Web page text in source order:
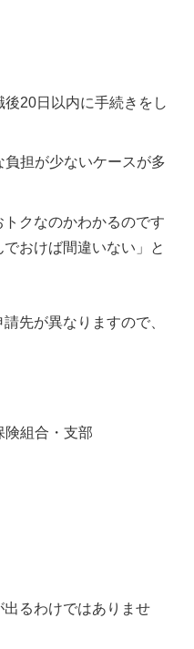
20日以内に手続きをし
担が少ないケースが多
クなのかわかるのです
おけば間違いない」と
先が異なりますので、
組合・支部
るわけではありませ